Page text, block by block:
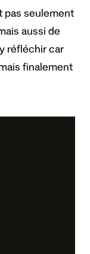
pas seulement
aussi de
réfléchir car
finalement